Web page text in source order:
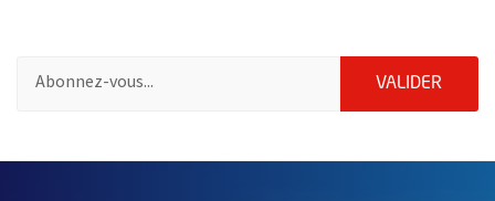
VALIDER